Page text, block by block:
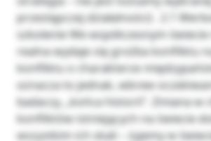
przestępczej działalności) . 2.1
szkolenie We współczesnym
realna wydaje się groźba konfliktu
konfliktu o charakterze
oznacza to jednak, wbrew
badaczy, „końca historii”. Zmiana w
konfliktów istniejących na świecie
wszystkim ich skali – żyjemy w